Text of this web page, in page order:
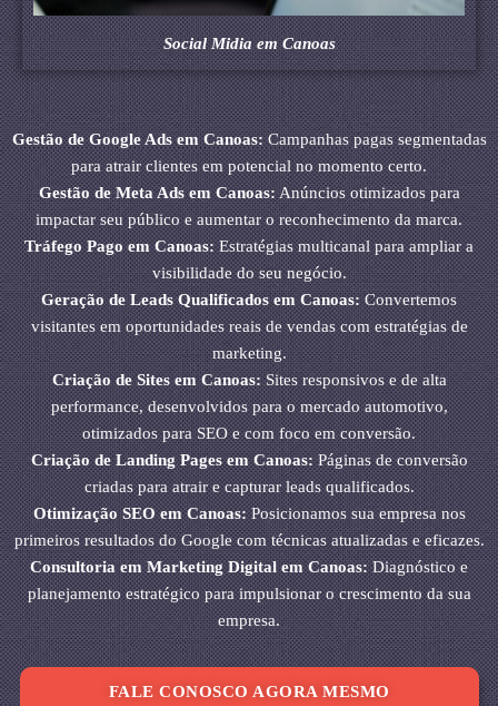
Social Midia em Canoas
Gestão de Google Ads em Canoas:Campanhas pagas segmentadas
para atrair clientes em potencial no momento certo.
Gestão de Meta Ads em Canoas:Anúncios otimizados para
impactar seu público e aumentar o reconhecimento da marca.
Tráfego Pago em Canoas:Estratégias multicanal para ampliar a
visibilidade do seu negócio.
Geração de Leads Qualificados em Canoas:Convertemos
visitantes em oportunidades reais de vendas com estratégias de
marketing.
Criação de Sites em Canoas:Sites responsivos e de alta
performance, desenvolvidos para o mercado automotivo,
otimizados para SEO e com foco em conversão.
Criação de Landing Pages em Canoas:Páginas de conversão
criadas para atrair e capturar leads qualificados.
Otimização SEO em Canoas:Posicionamos sua empresa nos
primeiros resultados do Google com técnicas atualizadas e eficazes.
Consultoria em Marketing Digital em Canoas:Diagnóstico e
planejamento estratégico para impulsionar o crescimento da sua
empresa.
FALE CONOSCO AGORA MESMO